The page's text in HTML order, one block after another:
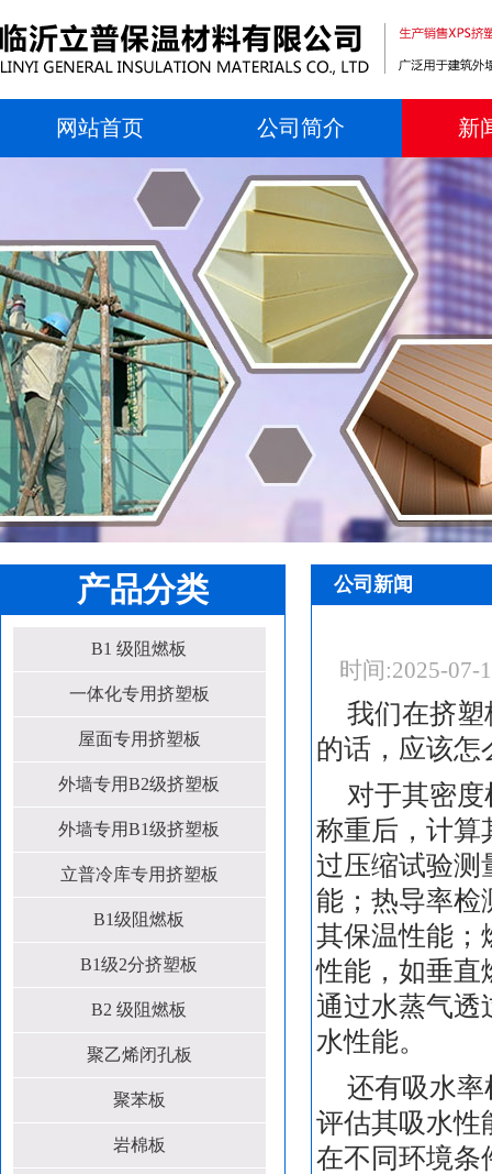
网站首页 公司简介 新
产品分类
B1 级阻燃板
一体化专用挤塑板
屋面专用挤塑板
外墙专用B2级挤塑板
外墙专用B1级挤塑板
立普冷库专用挤塑板
B1级阻燃板
B1级2分挤塑板
B2 级阻燃板
聚乙烯闭孔板
聚苯板
岩棉板
公司新闻
时间:2025-07-
我们在挤
的话，应该怎
对于其密
称重后，计算
过压缩试验测
能；热导率检
其保温性能；
性能，如垂直
通过水蒸气透
水性能。
还有吸水
评估其吸水性
在不同环境条